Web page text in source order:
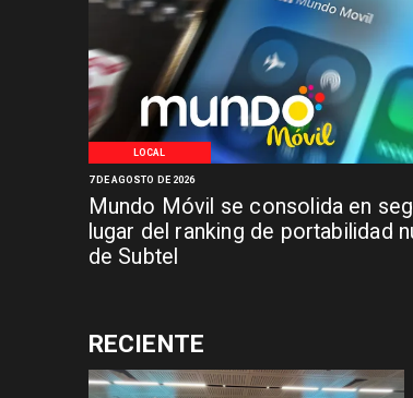
LOCAL
Mundo Móvil se consolida en
lugar del ranking de portabilidad
de Subtel
7 DE AGOSTO DE 2026
RECIENTE